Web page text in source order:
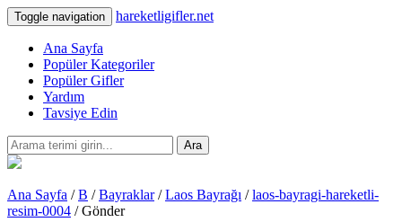
Toggle navigation hareketligifler.net
Ana Sayfa
Popüler Kategoriler
Popüler Gifler
Yardım
Tavsiye Edin
Ara
Ana Sayfa /B /Bayraklar/Laos Bayrağı /laos-bayragi-hareketli-
resim-0004 / Gönder